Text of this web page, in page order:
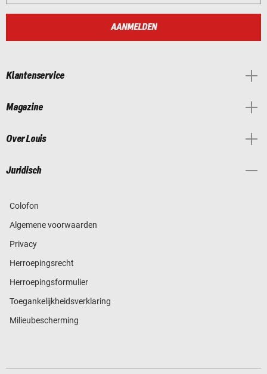
AANMELDEN
Klantenservice
Magazine
Over Louis
Juridisch
Colofon
Algemene voorwaarden
Privacy
Herroepingsrecht
Herroepingsformulier
Toegankelijkheidsverklaring
Milieubescherming